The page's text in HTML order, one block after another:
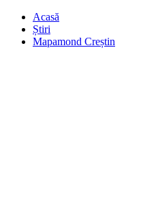
Acasă
Știri
Mapamond Creștin